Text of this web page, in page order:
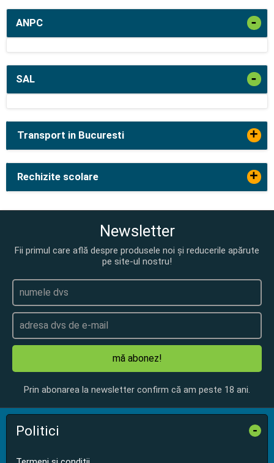
ANPC -
SAL -
Transport in Bucuresti +
Rechizite scolare +
Newsletter
Fii primul care află despre produsele noi și reducerile apărute
pe site-ul nostru!
mă abonez!
Prin abonarea la newsletter confirm că am peste 18 ani.
Politici -